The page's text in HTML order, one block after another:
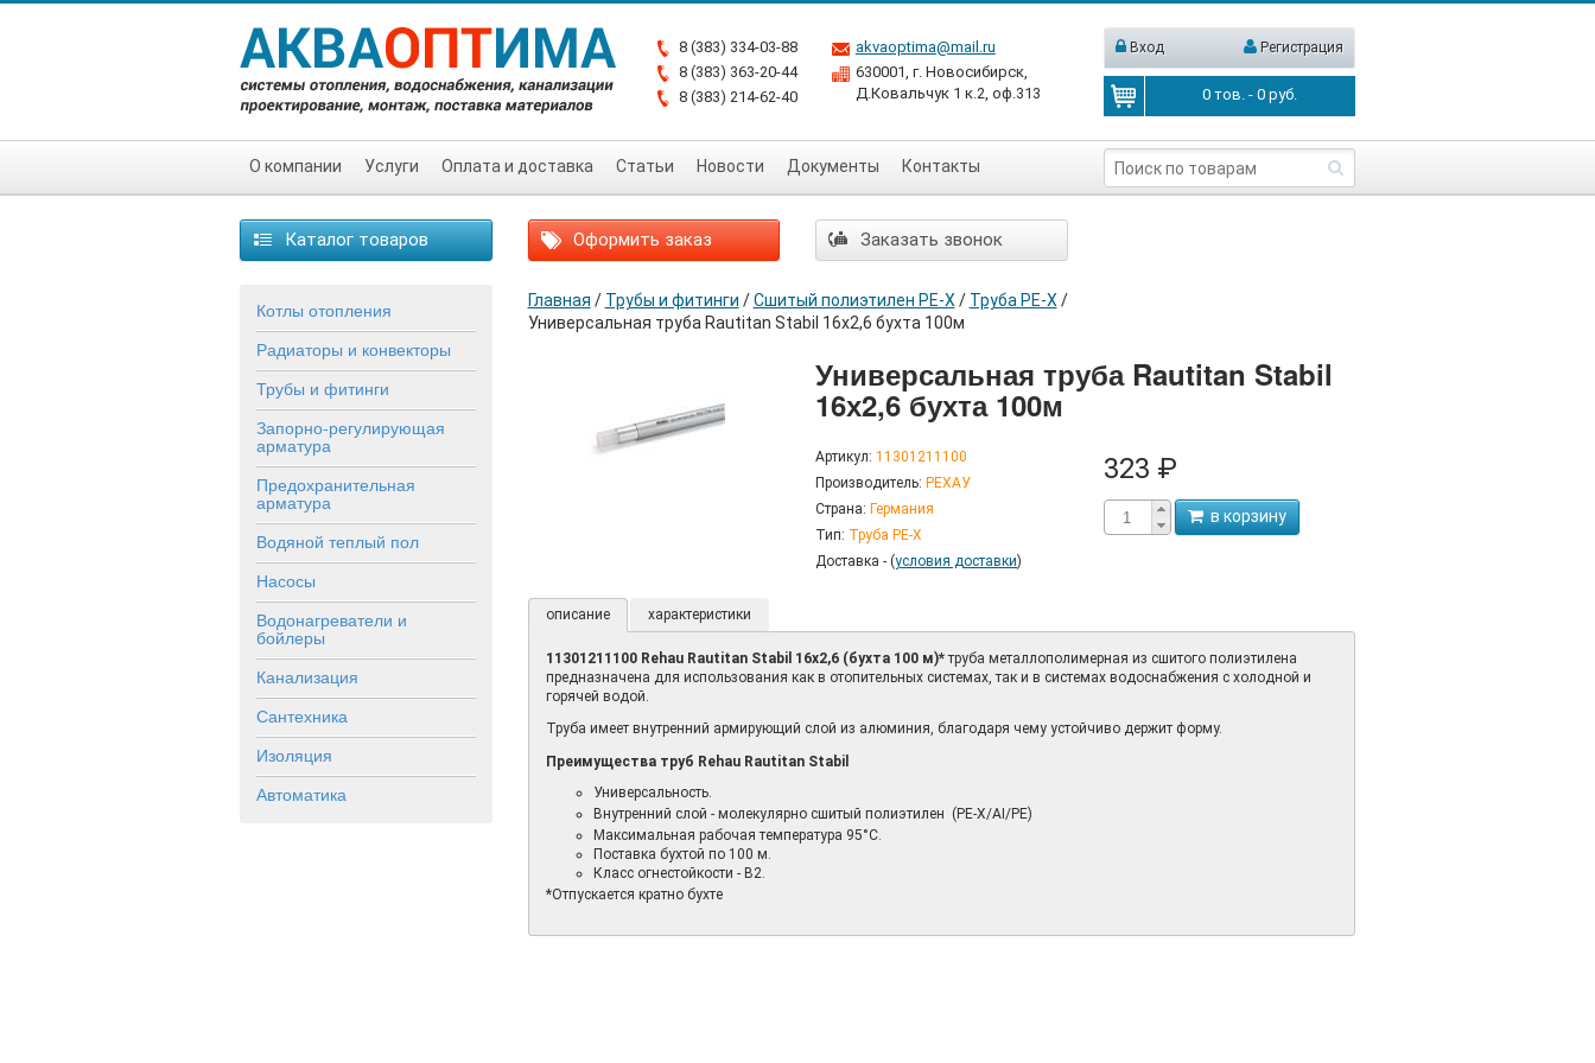
8 (383) 334-03-88
8 (383) 363-20-44
8 (383) 214-62-40
akvaoptima@mail.ru
630001, г. Новосибирск,
Д.Ковальчук 1 к.2, оф.313
Вход Регистрация
0 тов. -0 руб.
О компании Услуги Оплата и доставка Статьи Новости Документы Контакты
Каталог товаров Оформить заказ Заказать звонок
Котлы отопления
Радиаторы и конвекторы
Трубы и фитинги
Запорно-регулирующая
арматура
Предохранительная
арматура
Водяной теплый пол
Насосы
Водонагреватели и
бойлеры
Канализация
Сантехника
Изоляция
Автоматика
Главная / Трубы и фитинги / Сшитый полиэтилен РЕ-Х / Труба PE-X /
Универсальная труба Rautitan Stabil 16х2,6 бухта 100м
Универсальная труба Rautitan Stabil
16х2,6 бухта 100м
Артикул: 11301211100
Производитель: РЕХАУ
Страна: Германия
Тип: Труба PE-X
Доставка - (условия доставки)
323 ₽
в корзину
описание характеристики
11301211100 Rehau Rautitan Stabil 16х2,6 (бухта 100 м)*труба металлополимерная из сшитого полиэтилена
предназначена для использования как в отопительных системах, так и в системах водоснабжения с холодной и
горячей водой.
Труба имеет внутренний армирующий слой из алюминия, благодаря чему устойчиво держит форму.
Преимущества труб Rehau Rautitan Stabil
Универсальность.
Внутренний слой - молекулярно сшитый полиэтилен (PE-X/AI/PE)
Максимальная рабочая температура 95°С.
Поставка бухтой по 100 м.
Класс огнестойкости - B2.
*Отпускается кратно бухте